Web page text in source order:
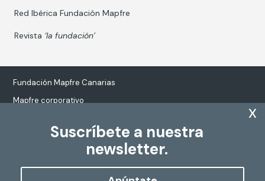
Suscríbete a nuestra
newsletter.
x
Red Ibérica Fundación Mapfre
Revista ‘la fundación’
Fundación Mapfre Canarias
Mapfre corporativo
Tratamiento de datos personales
Política de Cookies